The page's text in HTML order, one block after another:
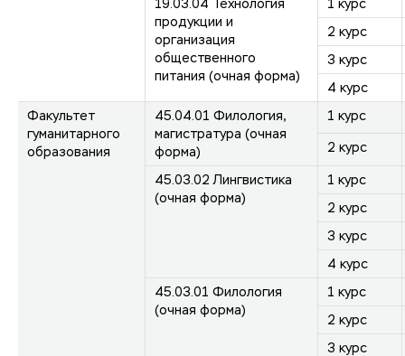
19.03.04 Технология
продукции и
организация
общественного
питания (очная форма)
1 курс
2 курс
3 курс
4 курс
Факультет
гуманитарного
образования
45.04.01 Филология,
магистратура (очная
форма)
1 курс
2 курс
45.03.02 Лингвистика
(очная форма)
1 курс
2 курс
3 курс
4 курс
45.03.01 Филология
(очная форма)
1 курс
2 курс
3 курс